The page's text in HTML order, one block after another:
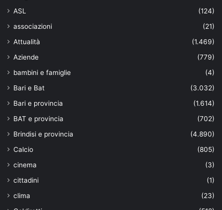
ASL
(124)
associazioni
(21)
Attualità
(1.469)
Aziende
(779)
bambini e famiglie
(4)
Bari e Bat
(3.032)
Bari e provincia
(1.614)
BAT e provincia
(702)
Brindisi e provincia
(4.890)
Calcio
(805)
cinema
(3)
cittadini
(1)
clima
(23)